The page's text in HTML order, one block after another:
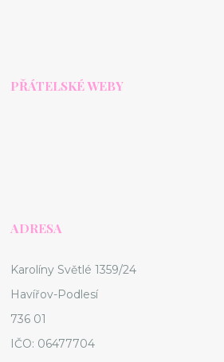
PŘÁTELSKÉ WEBY
ADRESA
Karolíny Světlé 1359/24
Havířov-Podlesí
736 01
IČO: 06477704